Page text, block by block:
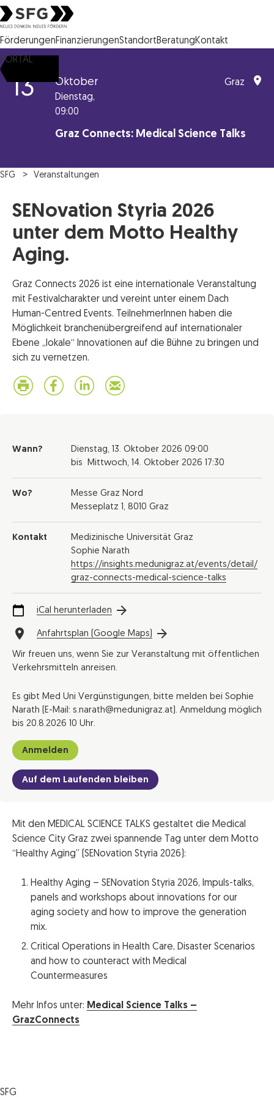
Steirische Wirtschaftsförderungsgesellschaft mbH SFG Logo
FörderungenFinanzierungenStandortBeratungKontakt
PORTAL
13 Oktober
Dienstag,
09:00
Graz Connects: Medical Science Talks
Graz
SFG Veranstaltungen
SENovation Styria 2026
unter dem Motto Healthy
Aging.
Graz Connects 2026 ist eine internationale Veranstaltung
mit Festivalcharakter und vereint unter einem Dach
Human-Centred Events. TeilnehmerInnen haben die
Möglichkeit branchenübergreifend auf internationaler
Ebene „lokale“ Innovationen auf die Bühne zu bringen und
sich zu vernetzen.
Wann? Dienstag, 13. Oktober 2026 09:00
bis Mittwoch, 14. Oktober 2026 17:30
Wo?
Messe Graz Nord
Messeplatz 1, 8010 Graz
Kontakt
Medizinische Universität Graz
Sophie Narath
https://insights.medunigraz.at/events/detail/
graz-connects-medical-science-talks
iCal herunterladen
Anfahrtsplan (Google Maps)
Wir freuen uns, wenn Sie zur Veranstaltung mit öffentlichen
Verkehrsmitteln anreisen.
Es gibt Med Uni Vergünstigungen, bitte melden bei Sophie
Narath (E-Mail: s.narath@medunigraz.at). Anmeldung möglich
bis 20.8.2026 10 Uhr.
Anmelden
Auf dem Laufenden bleiben
Mit den MEDICAL SCIENCE TALKS gestaltet die Medical
Science City Graz zwei spannende Tag unter dem Motto
“Healthy Aging” (SENovation Styria 2026):
Healthy Aging – SENovation Styria 2026, Impuls-talks,
panels and workshops about innovations for our
aging society and how to improve the generation
mix.
Critical Operations in Health Care, Disaster Scenarios
and how to counteract with Medical
Countermeasures
Mehr Infos unter: Medical Science Talks –
GrazConnects
SFG